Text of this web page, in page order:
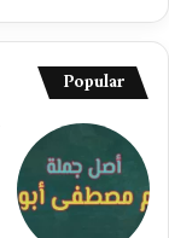
Popular